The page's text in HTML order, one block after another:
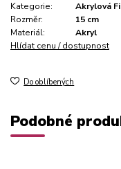
Kategorie:
Akrylová
Rozměr:
15 cm
Materiál:
Akryl
Hlídat cenu / dostupnost
Do oblíbených
Podobné